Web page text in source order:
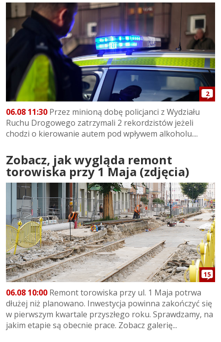
2
06.08 11:30 Przez minioną dobę policjanci z Wydziału
Ruchu Drogowego zatrzymali 2 rekordzistów jeżeli
chodzi o kierowanie autem pod wpływem alkoholu....
Zobacz, jak wygląda remont
torowiska przy 1 Maja (zdjęcia)
15
06.08 10:00 Remont torowiska przy ul. 1 Maja potrwa
dłużej niż planowano. Inwestycja powinna zakończyć się
w pierwszym kwartale przyszłego roku. Sprawdzamy, na
jakim etapie są obecnie prace. Zobacz galerię...